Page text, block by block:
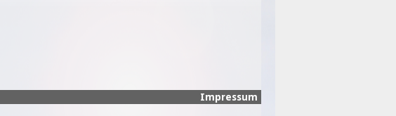
Impressum